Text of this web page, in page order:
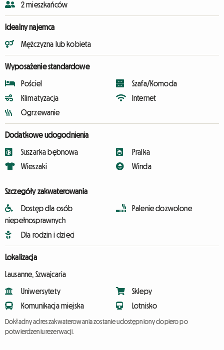
2 mieszkańców
Idealny najemca
Mężczyzna lub kobieta
Wyposażenie standardowe
Pościel
Klimatyzacja
Ogrzewanie
Szafa/Komoda
Internet
Dodatkowe udogodnienia
Suszarka bębnowa
Wieszaki
Pralka
Winda
Szczegóły zakwaterowania
Dostęp dla osób
niepełnosprawnych
Dla rodzin i dzieci
Palenie dozwolone
Lokalizacja
Lausanne, Szwajcaria
Uniwersytety
Komunikacja miejska
Sklepy
Lotnisko
Dokładny adres zakwaterowania zostanie udostępniony dopiero po
potwierdzeniu rezerwacji.